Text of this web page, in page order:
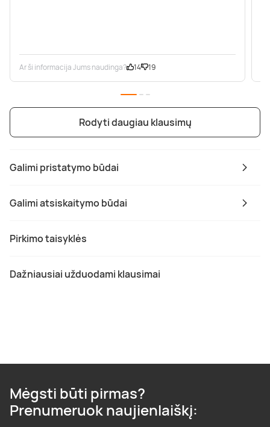
Galimi pristatymo būdai
Galimi atsiskaitymo būdai
Pirkimo taisyklės
Dažniausiai užduodami klausimai
Ar ši informacija Jums naudinga? 14 19
Rodyti daugiau klausimų
Mėgsti būti pirmas?
Prenumeruok naujienlaiškį: